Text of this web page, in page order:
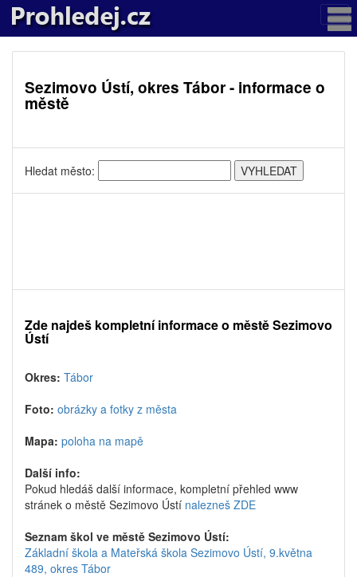
Sezimovo Ústí, okres Tábor - informace o
městě
Hledat město:
Zde najdeš kompletní informace o městě Sezimovo
Ústí
Okres: Tábor
Foto: obrázky a fotky z města
Mapa: poloha na mapě
Další info:
Pokud hledáš další informace, kompletní přehled www
stránek o městě Sezimovo Ústí nalezneš ZDE
Seznam škol ve městě Sezimovo Ústí:
Základní škola a Mateřská škola Sezimovo Ústí, 9.května
489, okres Tábor